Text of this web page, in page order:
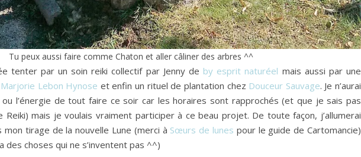
Tu peux aussi faire comme Chaton et aller câliner des arbres ^^
tenter par un soin reiki collectif par Jenny de by esprit naturéel mais aussi par une
Marjorie Lebon Hynose et enfin un rituel de plantation chez Douceur Sauvage. Je n’aurai
l’énergie de tout faire ce soir car les horaires sont rapprochés (et que je sais pas
mais je voulais vraiment participer à ce beau projet. De toute façon, j’allumerai
tirage de la nouvelle Lune (merci à Sœurs de lunes pour le guide de Cartomancie)
des choses qui ne s’inventent pas ^^)